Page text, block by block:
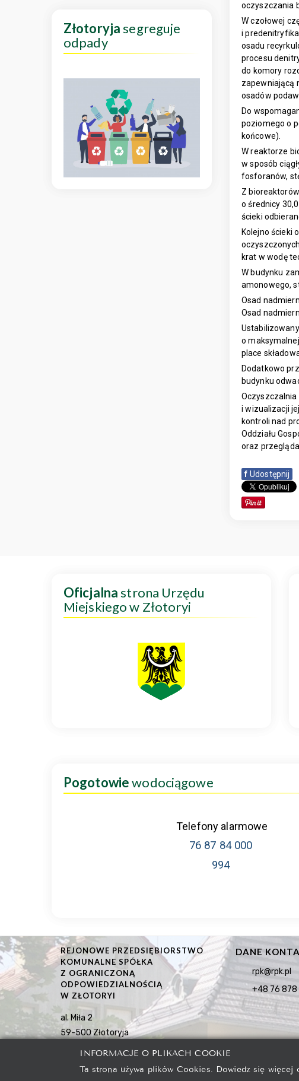
oczyszczania
W czołowej
i
osadu
procesu
do komory
zapewniającą
osadów
Do
poziomego o
końcowe).
W reaktorze
w sposób
fosforanów,
Z
o średnicy
ścieki
Kolejno ścieki
krat w wodę
W budynku
amonowego,
Osad
Osad
o
place
Dodatkowo
budynku
Oczyszczalnia
i wizualizacji
kontroli nad
Oddziału
oraz
f Udostępnij
Złotoryjasegreguje
odpady
Oficjalnastrona Urzędu
Miejskiego w Złotoryi
Pogotowiewodociągowe
Telefony alarmowe
76 87 84 000
994
REJONOWE PRZEDSIĘBIORSTWO
KOMUNALNE SPÓŁKA
Z OGRANICZONĄ
ODPOWIEDZIALNOŚCIĄ
W ZŁOTORYI
al. Miła 2
59-500 Złotoryja
DANE
rpk@rpk.pl
+48 76 878
2021 © Rejonowe Przedsiębiorstwo Komunalne spółka z
INFORMACJE O PLIKACH COOKIE
Ta strona używa plików Cookies. Dowiedz się